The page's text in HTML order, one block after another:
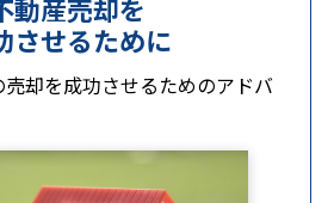
動産売却を
させるために
却を成功させるためのアドバ